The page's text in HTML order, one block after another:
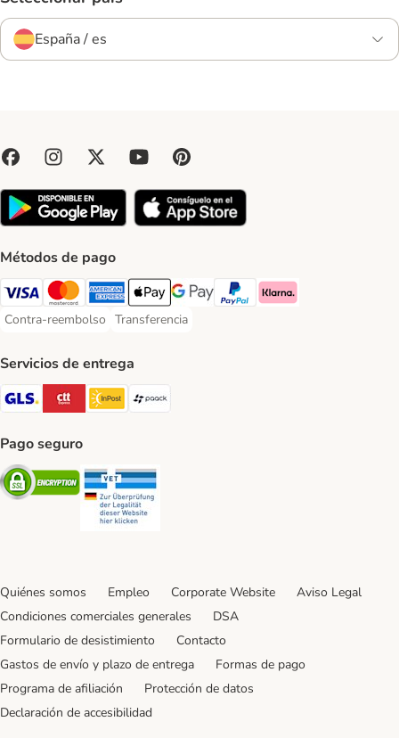
España / es
Métodos de pago
Visa Payment Method
Mastercard Payment Method
American Express Payment Method
Apple Pay Payment Method
Google Pay Payment Method
PayPal Payment Method
Klarna Payment Method
Contra-reembolso
Contra-reembolso Payment Method
Transferencia
Transferencia Payment Method
Servicios de entrega
GLS Shipping Method
CTTExpress Shipping Method
InPost Shipping Method
paack Shipping Method
Pago seguro
Security
Quiénes somos Empleo Corporate Website
Aviso Legal
Condiciones comerciales generales
DSA
Formulario de desistimiento
Contacto
Gastos de envío y plazo de entrega
Formas de pago
Programa de afiliación
Protección de datos
Declaración de accesibilidad